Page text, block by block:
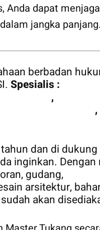
Anda dapat
jangka
berbadan
Spesialis :
,
,
dan di
inginkan.
gudang,
arsitektur,
akan